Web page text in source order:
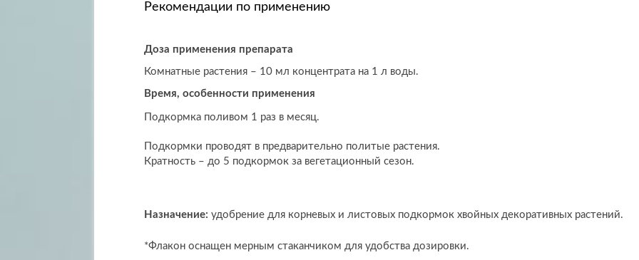
Рекомендации по применению
Доза применения препарата
Комнатные растения – 10 мл концентрата на 1 л воды.
Время, особенности применения
Подкормка поливом 1 раз в месяц.
Подкормки проводят в предварительно политые растения.
Кратность – до 5 подкормок за вегетационный сезон.
Назначение: удобрение для корневых и листовых подкормок хвойных декоративных растений.
*Флакон оснащен мерным стаканчиком для удобства дозировки.